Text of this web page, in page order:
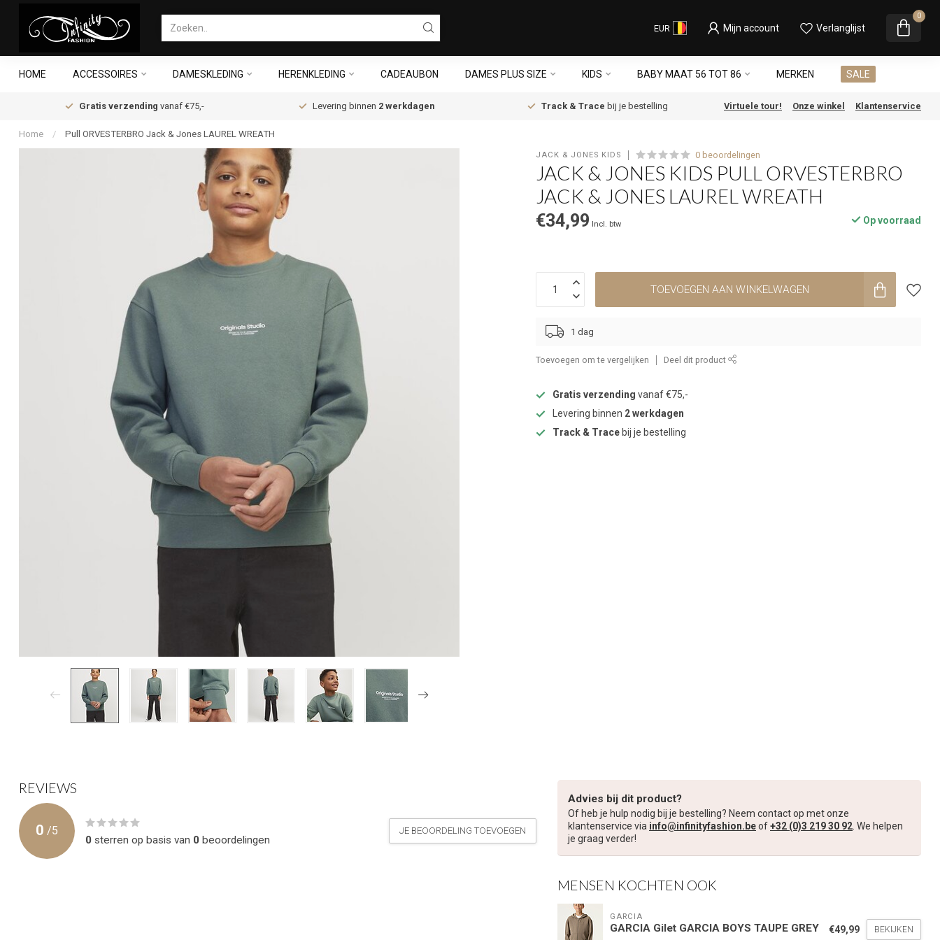
EUR Mijn account Verlanglijst
0
HOME ACCESSOIRES DAMESKLEDING HERENKLEDING CADEAUBON DAMES PLUS SIZE KIDS BABY MAAT 56 TOT 86 MERKEN SALE
Gratis verzending vanaf €75,- Levering binnen 2 werkdagen Track & Trace bij je bestelling Virtuele tour! Onze winkel Klantenservice
Home / Pull ORVESTERBRO Jack & Jones LAUREL WREATH
JACK & JONES KIDS 0 beoordelingen
JACK & JONES KIDS PULL ORVESTERBRO
JACK & JONES LAUREL WREATH
€34,99 Incl. btw Op voorraad
TOEVOEGEN AAN WINKELWAGEN
1 dag
Toevoegen om te vergelijken Deel dit product
Gratis verzending vanaf €75,-
Levering binnen 2 werkdagen
Track & Trace bij je bestelling
REVIEWS
0 /5
0 sterren op basis van 0 beoordelingen
JE BEOORDELING TOEVOEGEN
Advies bij dit product?
Of heb je hulp nodig bij je bestelling? Neem contact op met onze
klantenservice via info@infinityfashion.beof+32 (0)3 219 30 92 . We helpen
je graag verder!
MENSEN KOCHTEN OOK
GARCIA
GARCIA Gilet GARCIA BOYS TAUPE GREY €49,99 BEKIJKEN